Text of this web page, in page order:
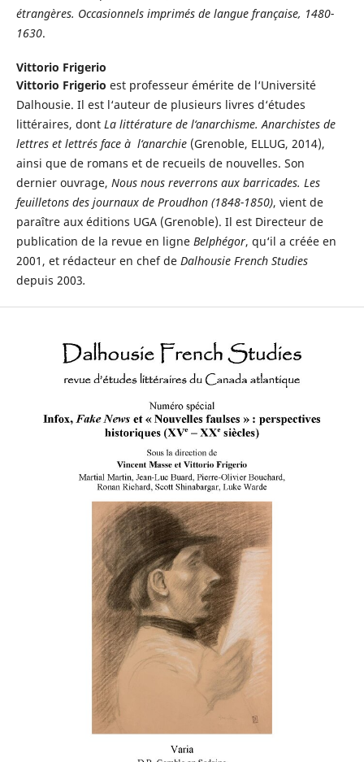
étrangères. Occasionnels imprimés de langue française, 1480-
1630.
Vittorio Frigerio
Vittorio Frigerio est professeur émérite de l‘Université
Dalhousie. Il est l‘auteur de plusieurs livres d‘études
littéraires, dont La littérature de l‘anarchisme. Anarchistes de
lettres et lettrés face à l‘anarchie (Grenoble, ELLUG, 2014),
ainsi que de romans et de recueils de nouvelles. Son
dernier ouvrage, Nous nous reverrons aux barricades. Les
feuilletons des journaux de Proudhon (1848-1850), vient de
paraître aux éditions UGA (Grenoble). Il est Directeur de
publication de la revue en ligne Belphégor, qu‘il a créée en
2001, et rédacteur en chef de Dalhousie French Studies
depuis 2003.